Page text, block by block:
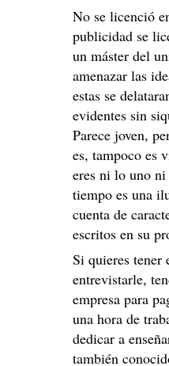
No se licenció
publicidad se
un máster del
amenazar las
estas se
evidentes sin
Parece joven,
es, tampoco es
eres ni lo uno
tiempo es una
cuenta de
escritos en su
Si quieres
entrevistarle,
empresa para
una hora de
dedicar a
también